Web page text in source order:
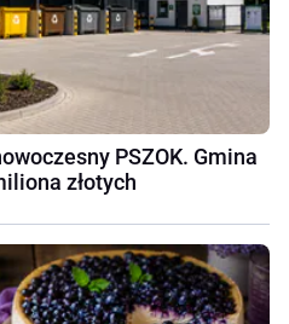
PSZOK. Gmina
złotych